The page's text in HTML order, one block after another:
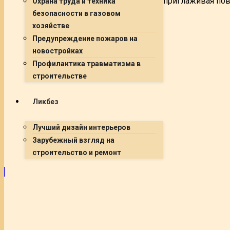
безопасности в газовом
хозяйстве
Предупреждение пожаров на
новостройках
Профилактика травматизма в
строительстве
Ликбез
Лучший дизайн интерьеров
Зарубежный взгляд на
строительство и ремонт